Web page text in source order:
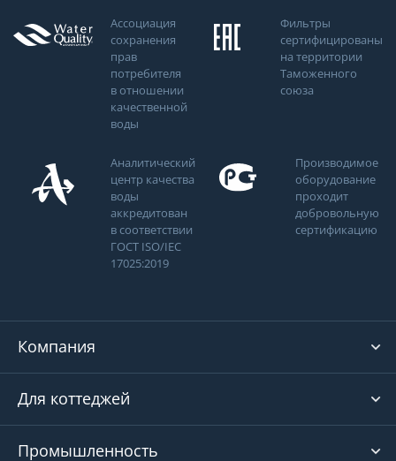
Ассоциация
сохранения
прав
потребителя
в отношении
качественной
воды
Фильтры
сертифицированы
на территории
Таможенного
союза
Аналитический
центр качества
воды
аккредитован
в соответствии
ГОСТ ISO/IEC
17025:2019
Производимое
оборудование
проходит
добровольную
сертификацию
Компания
Для коттеджей
Промышленность